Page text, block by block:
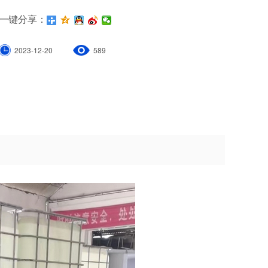
键分享：
2023-12-20 589